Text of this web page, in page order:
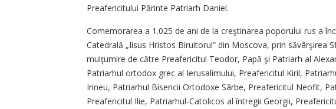
Preafericitului Părinte Patriarh Daniel.
Comemorarea a 1.025 de ani de la creştinarea poporului rus a
Catedrală „Iisus Hristos Biruitorul“ din Moscova, prin săvârşirea
mulţumire de către Preafericitul Teodor, Papă şi Patriarh al
Patriarhul ortodox grec al Ierusalimului, Preafericitul Kiril,
Irineu, Patriarhul Bisericii Ortodoxe Sârbe, Preafericitul Neofit,
Preafericitul Ilie, Patriarhul-Catolicos al întregii Georgii,